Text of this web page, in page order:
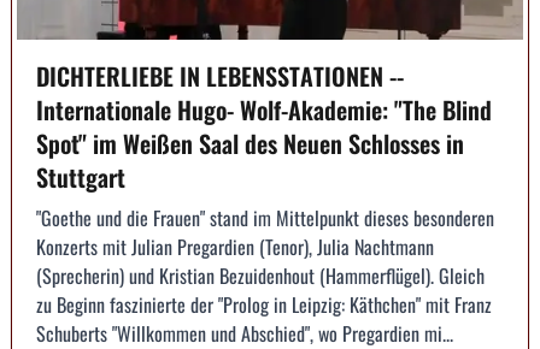
DICHTERLIEBE IN LEBENSSTATIONEN --
Internationale Hugo- Wolf-Akademie: "The Blind
Spot" im Weißen Saal des Neuen Schlosses in
Stuttgart
"Goethe und die Frauen" stand im Mittelpunkt dieses besonderen
Konzerts mit Julian Pregardien (Tenor), Julia Nachtmann
(Sprecherin) und Kristian Bezuidenhout (Hammerflügel). Gleich
zu Beginn faszinierte der "Prolog in Leipzig: Käthchen" mit Franz
Schuberts "Willkommen und Abschied", wo Pregardien mi...